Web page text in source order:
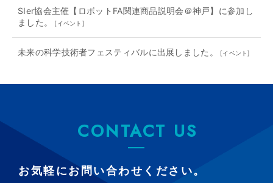
SIer協会主催【ロボットFA関連商品説明会＠神戸】に参加し
ました。
[イベント ]
未来の科学技術者フェスティバルに出展しました。 [イベント]
CONTACT US
お気軽にお問い合わせください。